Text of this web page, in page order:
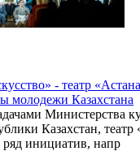
- театр
молодежи Казахстана
Министерства
Казахстан, театр
ряд инициатив, напр